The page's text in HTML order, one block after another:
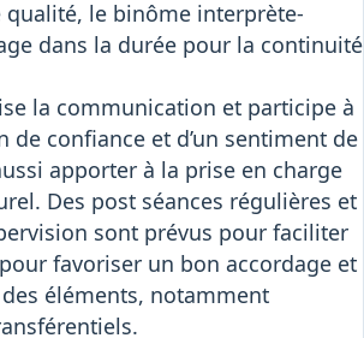
le binôme interprète-
dans la durée pour la continuité
la communication et participe à
de confiance et d’un sentiment de
apporter à la prise en charge
Des post séances régulières et
sont prévus pour faciliter
favoriser un bon accordage et
éléments, notamment